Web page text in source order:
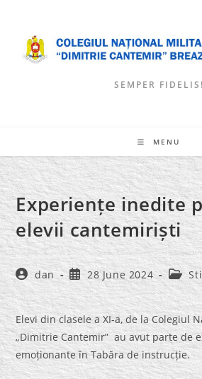
content
SEMPER FIDELIS!
MENU
Experiențe inedite
elevii cantemiriști
Post
author:
dan
Post
published:
28 June 2024
Post
Elevi din clasele a XI-a, de la Colegiul
„Dimitrie Cantemir” au avut parte de
emoționante în Tabăra de instrucție.